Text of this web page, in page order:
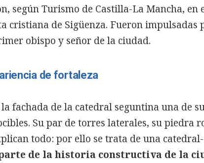
según Turismo de Castilla-La Mancha, en
cristiana de Sigüenza. Fueron impulsadas
obispo y señor de la ciudad.
de fortaleza
fachada de la catedral seguntina una de
Su par de torres laterales, su piedra
todo: por ello se trata de una catedral-
de la historia constructiva de la